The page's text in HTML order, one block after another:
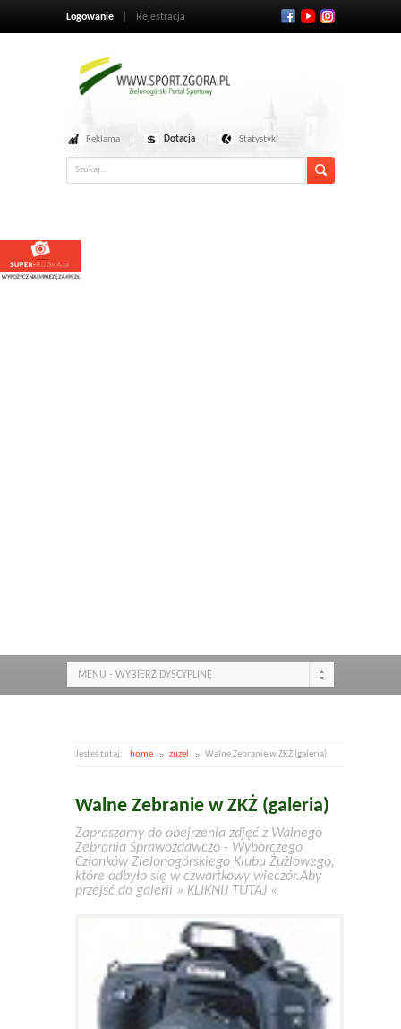
Logowanie Rejestracja
Reklama Dotacja Statystyki
MENU - WYBIERZ DYSCYPLINĘ
Jesteś tutaj: home zuzel Walne Zebranie w ZKŻ (galeria)
Walne Zebranie w ZKŻ (galeria)
Zapraszamy do obejrzenia zdjęć z Walnego
Zebrania Sprawozdawczo - Wyborczego
Członków Zielonogórskiego Klubu Żużlowego,
które odbyło się w czwartkowy wieczór.Aby
przejść do galerii » KLIKNIJ TUTAJ «